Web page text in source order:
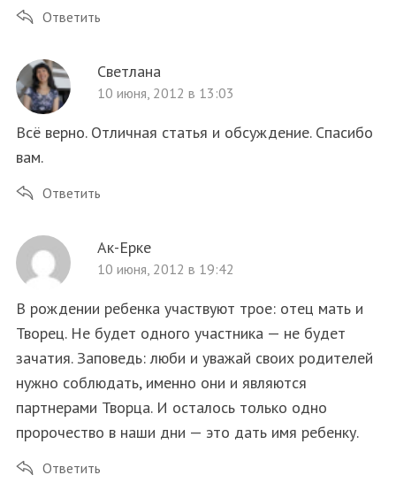
Ответить
Светлана
10 июня, 2012 в 13:03
Всё верно. Отличная статья и обсуждение. Спасибо
вам.
Ответить
Ак-Ерке
10 июня, 2012 в 19:42
В рождении ребенка участвуют трое: отец мать и
Творец. Не будет одного участника — не будет
зачатия. Заповедь: люби и уважай своих родителей
нужно соблюдать, именно они и являются
партнерами Творца. И осталось только одно
пророчество в наши дни — это дать имя ребенку.
Ответить